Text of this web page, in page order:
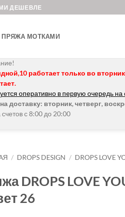
ДЕШЕВЛЕ
ПРЯЖА МОТКАМИ
работает только во вторник
оперативно в первую очередь на
вторник, четверг,
с 8:00 до 20:00
/ DROPS DESIGN / DROPS LOVE
DROPS LOVE
26